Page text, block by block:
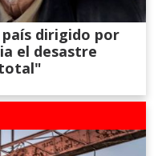
dirigido por
el desastre